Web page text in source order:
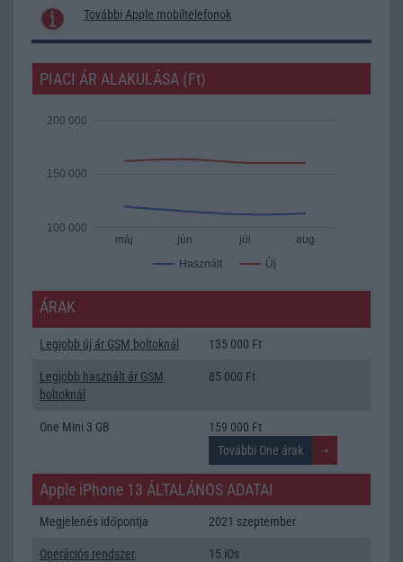
További Apple mobiltelefonok
PIACI ÁR ALAKULÁSA (Ft)
Használt Új
máj jún júl aug
100 000
150 000
200 000
ÁRAK
Legjobb új ár GSM boltoknál 135 000 Ft
Legjobb használt ár GSM
boltoknál
85 000 Ft
One Mini 3 GB 159 000 Ft
Apple iPhone 13 ÁLTALÁNOS ADATAI
Megjelenés időpontja 2021 szeptember
Operációs rendszer 15 iOs